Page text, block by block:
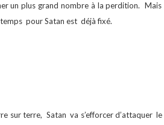
un plus grand nombre à la perdition.
pour Satan est déjà fixé.
sur terre, Satan va s’efforcer d’attaquer